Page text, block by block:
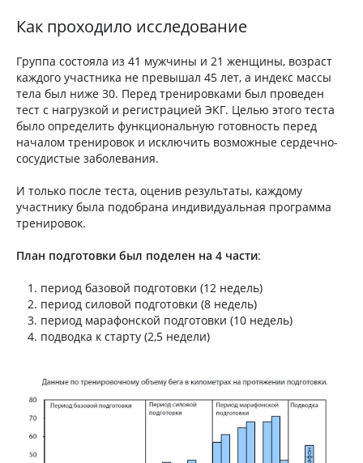
Как проходило исследование
Группа состояла из 41 мужчины и 21 женщины, возраст
каждого участника не превышал 45 лет, а индекс массы
тела был ниже 30. Перед тренировками был проведен
тест с нагрузкой и регистрацией ЭКГ. Целью этого теста
было определить функциональную готовность перед
началом тренировок и исключить возможные сердечно-
сосудистые заболевания.
И только после теста, оценив результаты, каждому
участнику была подобрана индивидуальная программа
тренировок.
План подготовки был поделен на 4 части:
период базовой подготовки (12 недель)
период силовой подготовки (8 недель)
период марафонской подготовки (10 недель)
подводка к старту (2,5 недели)